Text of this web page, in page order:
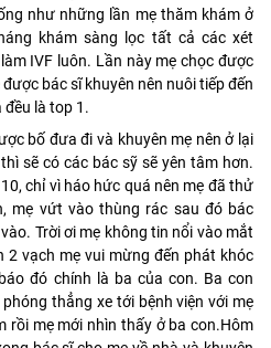
như những lần mẹ thăm khám ở
khám sàng lọc tất cả các xét
IVF luôn. Lần này mẹ chọc được
bác sĩ khuyên nên nuôi tiếp đến
đều là top 1.
bố đưa đi và khuyên mẹ nên ở lại
sẽ có các bác sỹ sẽ yên tâm hơn.
chỉ vì háo hức quá nên mẹ đã thử
mẹ vứt vào thùng rác sau đó bác
Trời ơi mẹ không tin nổi vào mắt
vạch mẹ vui mừng đến phát khóc
đó chính là ba của con. Ba con
thẳng xe tới bệnh viện với mẹ
rồi mẹ mới nhìn thấy ở ba con.Hôm